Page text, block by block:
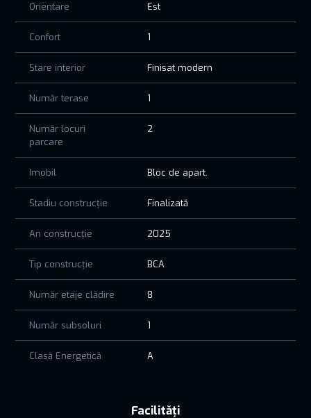
Orientare Est
Confort 1
Stare interior Finisat modern
Număr terase 1
Număr locuri
parcare
2
Imobil Bloc de apart.
Stadiu construcție Finalizată
An construcție 2025
Tip construcție BCA
Număr etaje clădire 8
Număr subsoluri 1
Clasă Energetică A
Facilități